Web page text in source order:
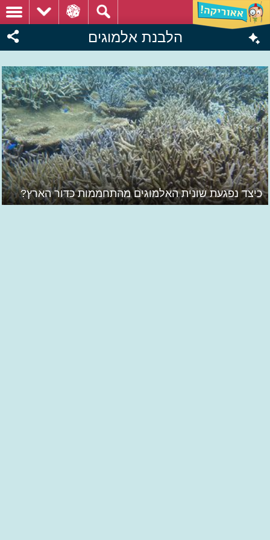
הלבנת אלמוגים
כיצד נפגעת שונית האלמוגים מהתחממות כדור הארץ?